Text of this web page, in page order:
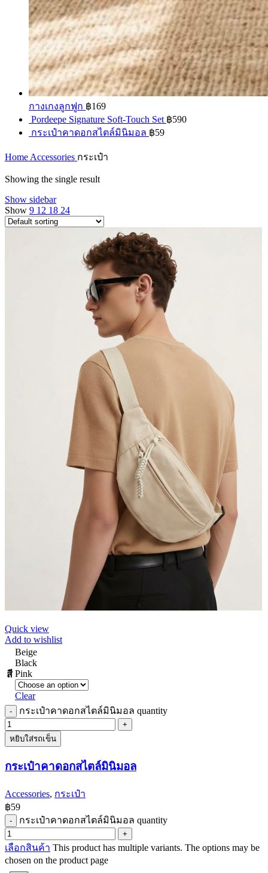
กางเกงลูกฟูก ฿169
Pordeepe Signature Soft-Touch Set ฿590
กระเป๋าคาดอกสไตล์มินิมอล ฿59
Home Accessories กระเป๋า
Showing the single result
Show sidebar
Show 9 12 18 24
Quick view
Add to wishlist
สี
Beige
Black
Pink
Clear
กระเป๋าคาดอกสไตล์มินิมอล quantity
หยิบใส่รถเข็น
กระเป๋าคาดอกสไตล์มินิมอล
Accessories, กระเป๋า
฿59
กระเป๋าคาดอกสไตล์มินิมอล quantity
เลือกสินค้า This product has multiple variants. The options may be
chosen on the product page